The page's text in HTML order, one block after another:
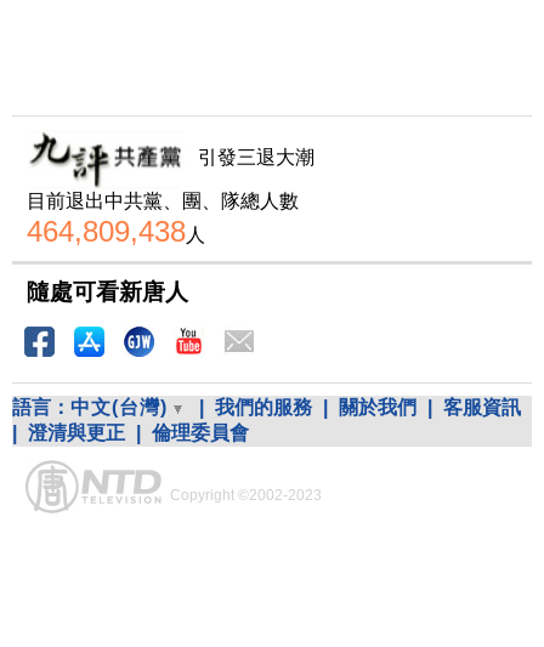
引發三退大潮
目前退出中共黨、團、隊總人數
464,809,438人
隨處可看新唐人
語言： 中文(台灣) 我們的服務 關於我們
客服資訊
澄清與更正 倫理委員會
Copyright ©2002-2023